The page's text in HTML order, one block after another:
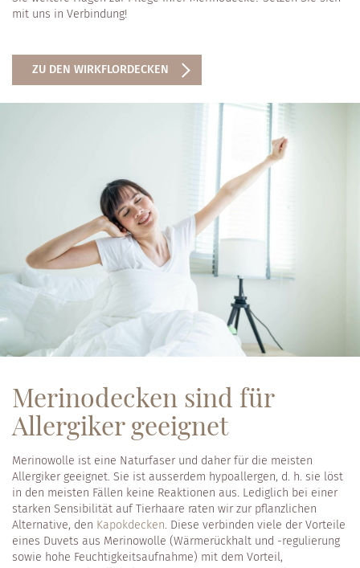
mit uns in Verbindung!
ZU DEN WIRKFLORDECKEN
Merinodecken sind für
Allergiker geeignet
Merinowolle ist eine Naturfaser und daher für die meisten
Allergiker geeignet. Sie ist ausserdem hypoallergen, d. h. sie löst
in den meisten Fällen keine Reaktionen aus. Lediglich bei einer
starken Sensibilität auf Tierhaare raten wir zur pflanzlichen
Alternative, den Kapokdecken. Diese verbinden viele der Vorteile
eines Duvets aus Merinowolle (Wärmerückhalt und -regulierung
sowie hohe Feuchtigkeitsaufnahme) mit dem Vorteil,